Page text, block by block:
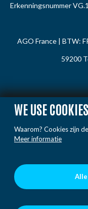
WE USE
Waarom? Cookies zijn
Meer informatie
Erkenningsnummer
AGO France | BTW:
59200